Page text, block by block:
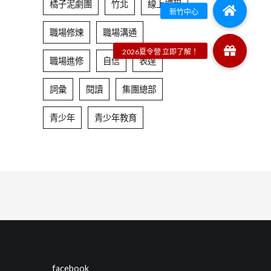
橘子泥劇團 竹北 線上課程
職場修煉 職場溝通
職場進修 自信 表達
詞彙 閱讀 集團總部
青少年 青少年教育
facebook